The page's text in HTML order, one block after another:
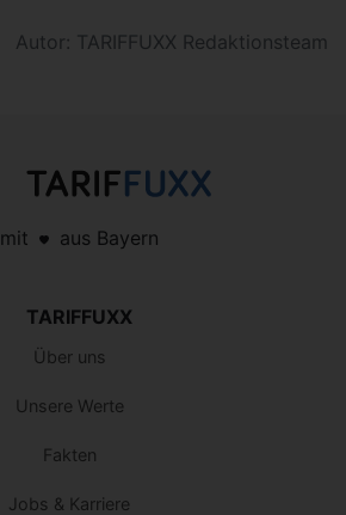
Autor: TARIFFUXX Redaktionsteam
mit aus Bayern
TARIFFUXX
Über uns
Unsere Werte
Fakten
Jobs & Karriere